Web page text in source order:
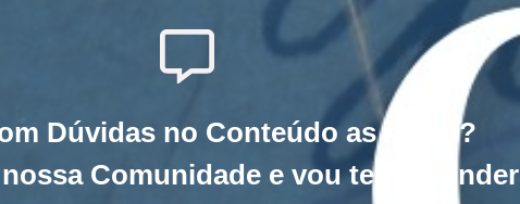
Dúvidas no Conteúdo as Aulas?
Comunidade e vou te responder